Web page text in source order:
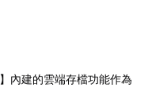
】內建的雲端存檔功能作為